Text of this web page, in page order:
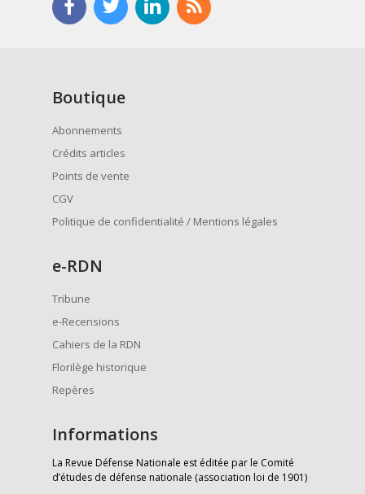
Boutique
Abonnements
Crédits articles
Points de vente
CGV
Politique de confidentialité / Mentions légales
e-RDN
Tribune
e-Recensions
Cahiers de la RDN
Florilège historique
Repères
Informations
La Revue Défense Nationale est éditée par le Comité
d’études de défense nationale (association loi de 1901)